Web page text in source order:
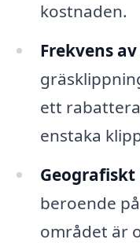
kostnaden.
Frekvens
ett
enstaka
Geografiskt
beroende
området är